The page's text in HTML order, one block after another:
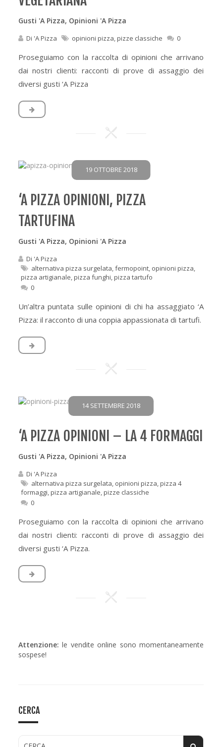
Gusti 'A Pizza, Opinioni 'A Pizza
Di 'A Pizza opinioni pizza,pizze classiche 0
Proseguiamo con la raccolta di opinioni che arrivano
dai nostri clienti: racconti di prove di assaggio dei
diversi gusti ‘A Pizza
19 OTTOBRE 2018
‘A PIZZA OPINIONI, PIZZA
TARTUFINA
Gusti 'A Pizza, Opinioni 'A Pizza
Di 'A Pizza
alternativa pizza surgelata,fermopoint, opinioni pizza,
pizza artigianale,pizza funghi,pizza tartufo
0
Un’altra puntata sulle opinioni di chi ha assaggiato ‘A
Pizza: il racconto di una coppia appassionata di tartufi.
14 SETTEMBRE 2018
‘A PIZZA OPINIONI – LA 4 FORMAGGI
Gusti 'A Pizza, Opinioni 'A Pizza
Di 'A Pizza
alternativa pizza surgelata, opinioni pizza,pizza 4
formaggi,pizza artigianale,pizze classiche
0
Proseguiamo con la raccolta di opinioni che arrivano
dai nostri clienti: racconti di prove di assaggio dei
diversi gusti ‘A Pizza.
Attenzione: le vendite online sono momentaneamente
sospese!
CERCA